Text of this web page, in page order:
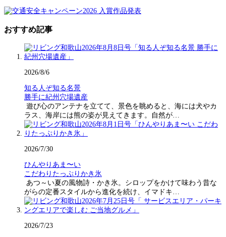
おすすめ記事
2026/8/6
知る人ぞ知る名景
勝手に紀州穴場遺産
遊び心のアンテナを立てて、景色を眺めると、海には犬やカ
ラス、海岸には熊の姿が見えてきます。自然が…
2026/7/30
ひんやりあま〜い
こだわりたっぷりかき氷
あつ～い夏の風物詩・かき氷。シロップをかけて味わう昔な
がらの定番スタイルから進化を続け、イマドキ…
2026/7/23